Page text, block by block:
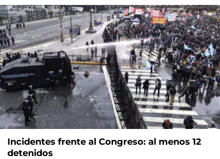
Incidentes frente al Congreso: al menos 12
detenidos